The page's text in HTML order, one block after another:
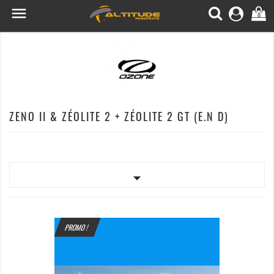
 0
ZENO II & ZÉOLITE 2 + ZÉOLITE 2 GT (E.N D)

PROMO !